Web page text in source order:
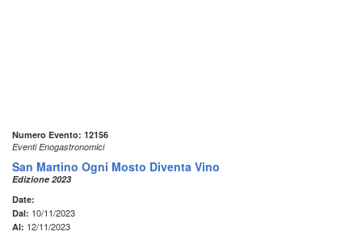
Numero Evento: 12156
Eventi Enogastronomici
San Martino Ogni Mosto Diventa Vino
Edizione 2023
Date:
Dal: 10/11/2023
Al: 12/11/2023